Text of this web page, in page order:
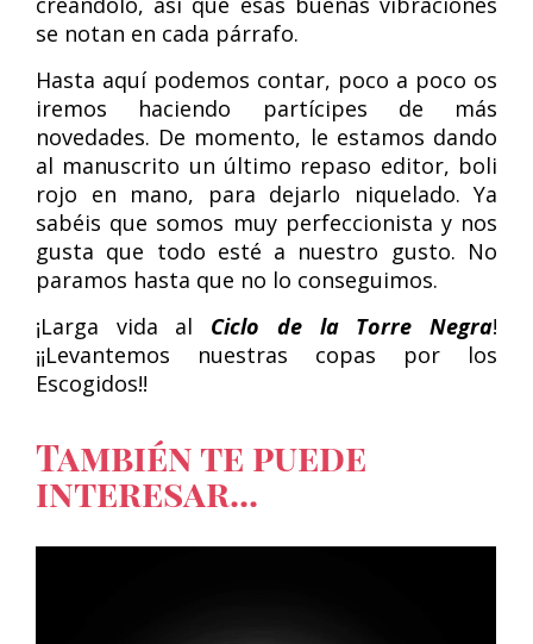
se notan en cada párrafo.
Hasta aquí podemos contar, poco a poco os
iremos haciendo partícipes de más
novedades. De momento, le estamos dando
al manuscrito un último repaso editor, boli
rojo en mano, para dejarlo niquelado. Ya
sabéis que somos muy perfeccionista y nos
gusta que todo esté a nuestro gusto. No
paramos hasta que no lo conseguimos.
¡Larga vida al Ciclo de la Torre Negra!
¡¡Levantemos nuestras copas por los
Escogidos!!
También te puede
interesar...